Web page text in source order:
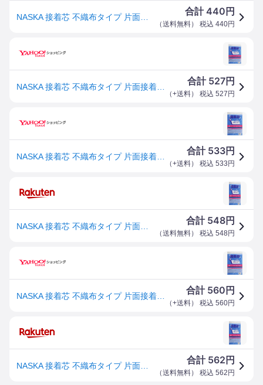
合計440 円
（送料無料） 税込 440円
合計 527円
（+送料） 税込 527 円
合計 533円
（+送料） 税込 533 円
合計 548円
（送料無料） 税込 548 円
合計 560 円
（+送料） 税込 560円
合計 562 円
（送料無料） 税込 562 円